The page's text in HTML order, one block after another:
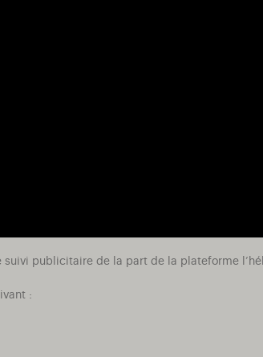
publicitaire de la part de la plateforme
: